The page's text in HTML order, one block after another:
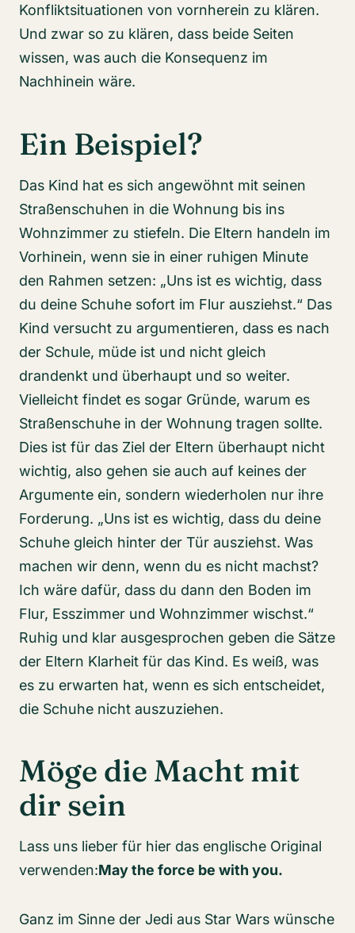
Konfliktsituationen von vornherein zu klären.
Und zwar so zu klären, dass beide Seiten
wissen, was auch die Konsequenz im
Nachhinein wäre.
Ein Beispiel?
Das Kind hat es sich angewöhnt mit seinen
Straßenschuhen in die Wohnung bis ins
Wohnzimmer zu stiefeln. Die Eltern handeln im
Vorhinein, wenn sie in einer ruhigen Minute
den Rahmen setzen: „Uns ist es wichtig, dass
du deine Schuhe sofort im Flur ausziehst.“ Das
Kind versucht zu argumentieren, dass es nach
der Schule, müde ist und nicht gleich
drandenkt und überhaupt und so weiter.
Vielleicht findet es sogar Gründe, warum es
Straßenschuhe in der Wohnung tragen sollte.
Dies ist für das Ziel der Eltern überhaupt nicht
wichtig, also gehen sie auch auf keines der
Argumente ein, sondern wiederholen nur ihre
Forderung. „Uns ist es wichtig, dass du deine
Schuhe gleich hinter der Tür ausziehst. Was
machen wir denn, wenn du es nicht machst?
Ich wäre dafür, dass du dann den Boden im
Flur, Esszimmer und Wohnzimmer wischst.“
Ruhig und klar ausgesprochen geben die Sätze
der Eltern Klarheit für das Kind. Es weiß, was
es zu erwarten hat, wenn es sich entscheidet,
die Schuhe nicht auszuziehen.
Möge die Macht mit
dir sein
Lass uns lieber für hier das englische Original
verwenden:May the force be with you.
Ganz im Sinne der Jedi aus Star Wars wünsche